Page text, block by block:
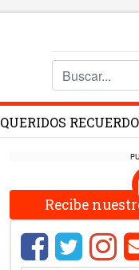
QUERIDOS
Recibe